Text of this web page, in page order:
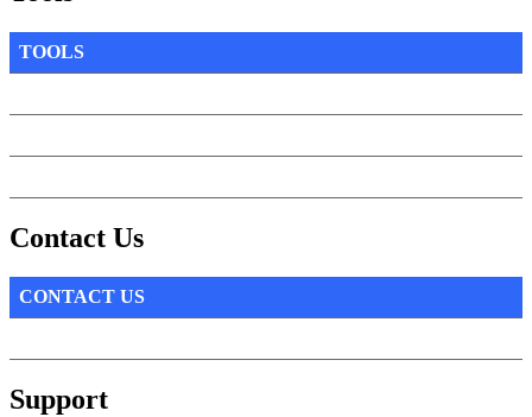
TOOLS
Contact Us
CONTACT US
Support